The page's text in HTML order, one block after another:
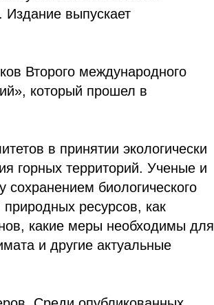
Издание выпускает
Второго международного
который прошел в
в принятии экологически
горных территорий. Ученые и
сохранением биологического
ресурсов, как
какие меры необходимы для
и другие актуальные